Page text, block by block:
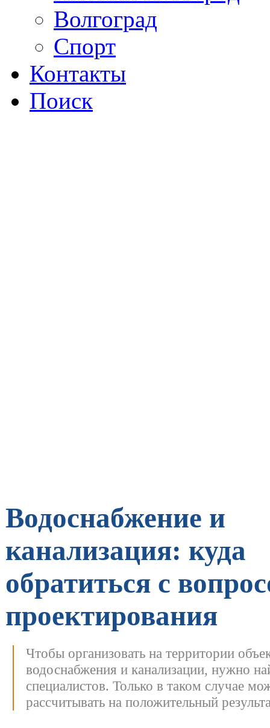
Волгоград
Спорт
Контакты
Поиск
Водоснабжение и
канализация: куда
обратиться с
проектирования
Чтобы организовать на территории
водоснабжения и канализации, нужно
специалистов. Только в таком случае
рассчитывать на положительный